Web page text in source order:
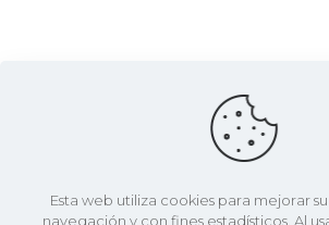
Fycma – Palacio de Ferias y
Málaga.
Esta web utiliza cookies para mejorar
navegación y con fines estadísticos. Al